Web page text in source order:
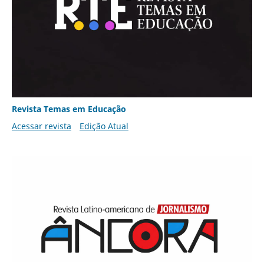
Revista Temas em Educação
Acessar revista
Edição Atual